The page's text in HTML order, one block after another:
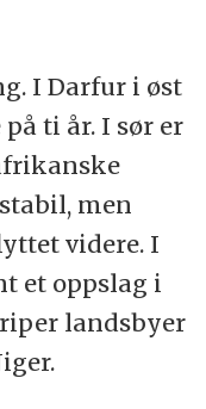
I Darfur i øst
ti år. I sør er
men
videre. I
et oppslag i
landsbyer